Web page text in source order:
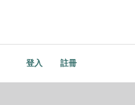
登入 註冊